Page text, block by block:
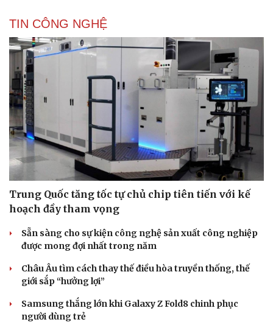
TIN CÔNG NGHỆ
Trung Quốc tăng tốc tự chủ chip tiên tiến với kế
hoạch đầy tham vọng
Sẵn sàng cho sự kiện công nghệ sản xuất công nghiệp
được mong đợi nhất trong năm
Châu Âu tìm cách thay thế điều hòa truyền thống, thế
giới sắp “hưởng lợi”
Samsung thắng lớn khi Galaxy Z Fold8 chinh phục
người dùng trẻ